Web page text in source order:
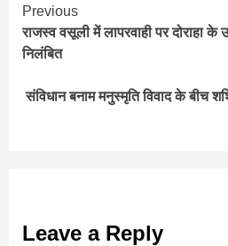
Continue
Reading
Previous
राजस्व वसूली में लापरवाही पर दोराहा
निलंबित
संविधान बनाम मनुस्मृति विवाद के बीच
Leave a Reply